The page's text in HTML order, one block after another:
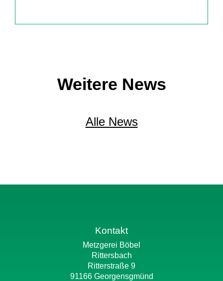
Weitere News
Alle News
Kontakt
Metzgerei Böbel
Rittersbach
Ritterstraße 9
91166 Georgensgmünd